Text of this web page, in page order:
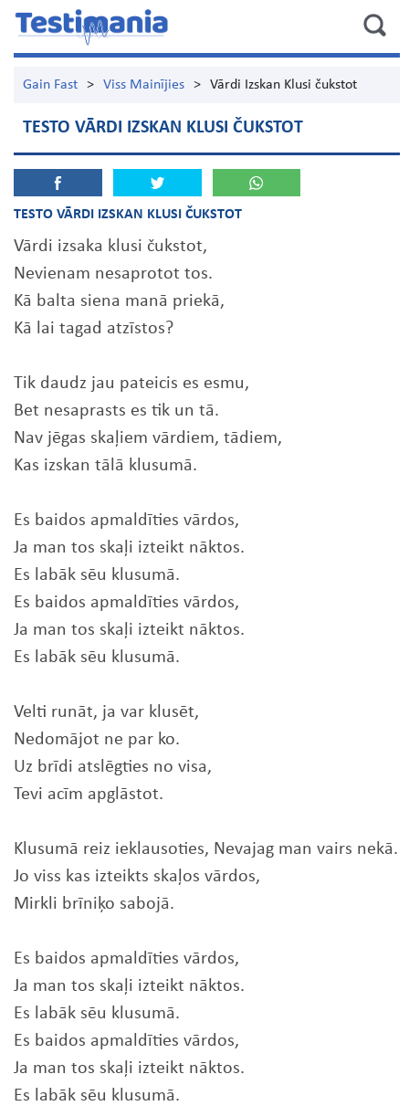
Gain Fast > Viss Mainījies > Vārdi Izskan Klusi čukstot
TESTO VĀRDI IZSKAN KLUSI ČUKSTOT
TESTO VĀRDI IZSKAN KLUSI ČUKSTOT
Vārdi izsaka klusi čukstot,
Nevienam nesaprotot tos.
Kā balta siena manā priekā,
Kā lai tagad atzīstos?
Tik daudz jau pateicis es esmu,
Bet nesaprasts es tik un tā.
Nav jēgas skaļiem vārdiem, tādiem,
Kas izskan tālā klusumā.
Es baidos apmaldīties vārdos,
Ja man tos skaļi izteikt nāktos.
Es labāk sēu klusumā.
Es baidos apmaldīties vārdos,
Ja man tos skaļi izteikt nāktos.
Es labāk sēu klusumā.
Velti runāt, ja var klusēt,
Nedomājot ne par ko.
Uz brīdi atslēgties no visa,
Tevi acīm apglāstot.
Klusumā reiz ieklausoties, Nevajag man vairs nekā.
Jo viss kas izteikts skaļos vārdos,
Mirkli brīniķo sabojā.
Es baidos apmaldīties vārdos,
Ja man tos skaļi izteikt nāktos.
Es labāk sēu klusumā.
Es baidos apmaldīties vārdos,
Ja man tos skaļi izteikt nāktos.
Es labāk sēu klusumā.